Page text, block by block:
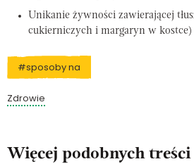
Unikanie żywności zawierającej
cukierniczych i margaryn w kostce)
#sposoby na
Zdrowie
Więcej podobnych treści